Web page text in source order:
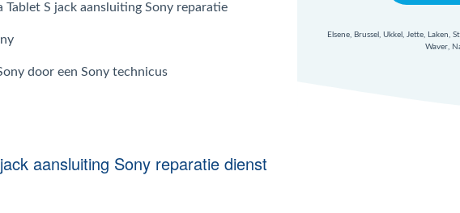
Elsene, Brussel, Ukkel, Jette,
Waver,
S jack aansluiting Sony reparatie
door een Sony technicus
aansluiting Sony reparatie dienst